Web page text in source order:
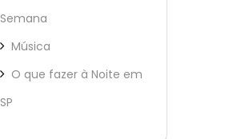
Semana
Música
O que fazer à Noite em
SP